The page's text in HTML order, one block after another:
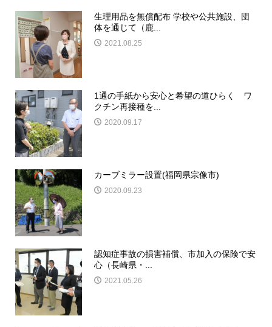
生理用品を無償配布 学校や公共施設、団
体を通じて（鹿...
2021.08.25
1通の手紙から安心と希望の道ひらく ワ
クチン再接種を...
2020.09.17
カーブミラー設置(福岡県宗像市)
2020.09.23
認知症事故の損害補償、市加入の保険で安
心（長崎県・...
2021.05.26